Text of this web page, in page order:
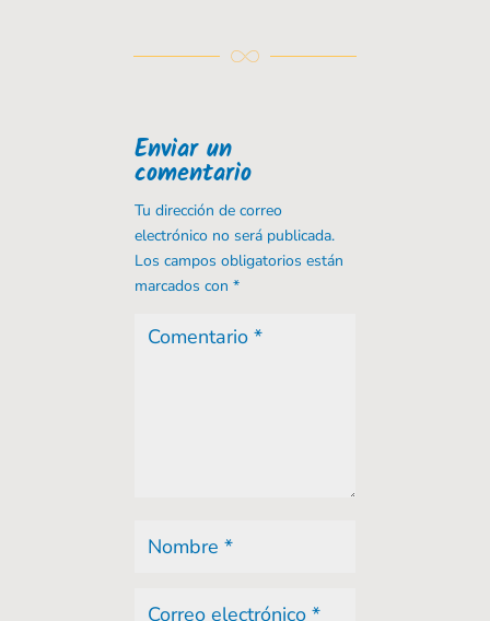
Enviar un
comentario
Tu dirección de correo
electrónico no será publicada.
Los campos obligatorios están
marcados con*